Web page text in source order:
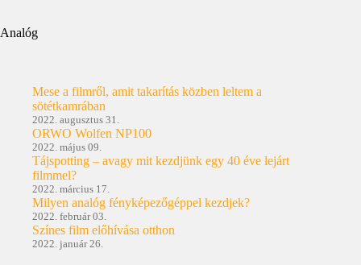
Analóg
Mese a filmről, amit takarítás közben leltem a
sötétkamrában
2022. augusztus 31.
ORWO Wolfen NP100
2022. május 09.
Tájspotting – avagy mit kezdjünk egy 40 éve lejárt
filmmel?
2022. március 17.
Milyen analóg fényképezőgéppel kezdjek?
2022. február 03.
Színes film előhívása otthon
2022. január 26.